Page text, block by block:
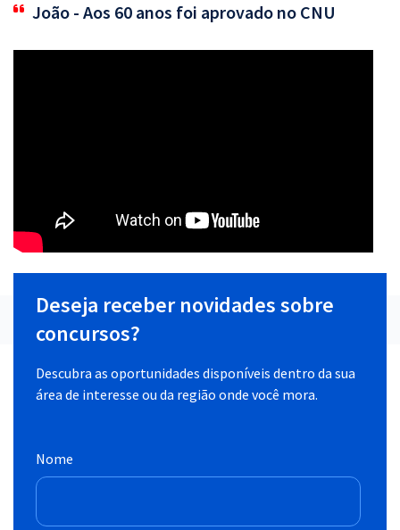
João - Aos 60 anos foi aprovado no CNU
Deseja receber novidades sobre
concursos?
Descubra as oportunidades disponíveis dentro da sua
área de interesse ou da região onde você mora.
Nome